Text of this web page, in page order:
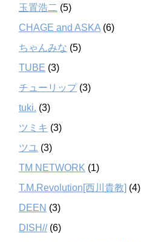
玉置浩二 (5)
CHAGE and ASKA (6)
ちゃんみな (5)
TUBE (3)
チューリップ(3)
tuki. (3)
ツミキ (3)
ツユ (3)
TM NETWORK (1)
T.M.Revolution[西川貴教] (4)
DEEN (3)
DISH//(6)